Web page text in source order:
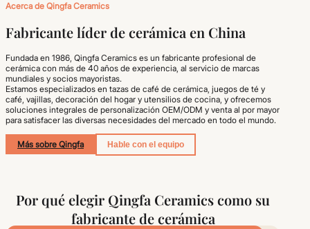
Acerca de Qingfa Ceramics
Fabricante líder de cerámica en China
Fundada en 1986, Qingfa Ceramics es un fabricante profesional de
cerámica con más de 40 años de experiencia, al servicio de marcas
mundiales y socios mayoristas.
Estamos especializados en tazas de café de cerámica, juegos de té y
café, vajillas, decoración del hogar y utensilios de cocina, y ofrecemos
soluciones integrales de personalización OEM/ODM y venta al por mayor
para satisfacer las diversas necesidades del mercado en todo el mundo.
Más sobre Qingfa Hable con el equipo
Por qué elegir Qingfa Ceramics como su
fabricante de cerámica